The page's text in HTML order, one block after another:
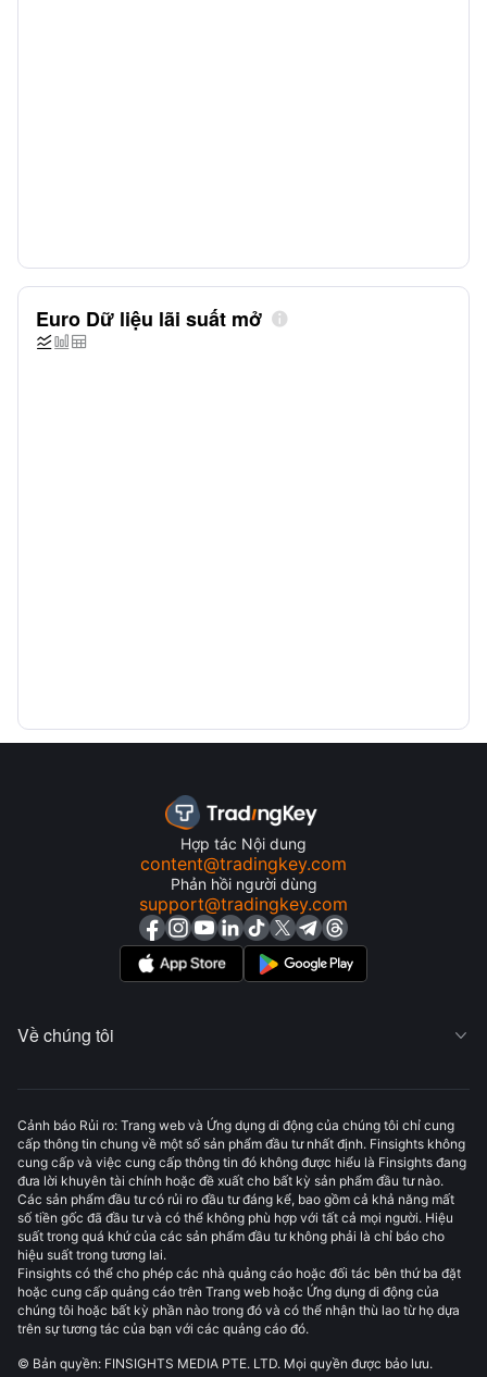
Euro Dữ liệu lãi suất mở 
 
Hợp tác Nội dung
content@tradingkey.com
Phản hồi người dùng
support@tradingkey.com
Về chúng tôi 
Cảnh báo Rủi ro: Trang web và Ứng dụng di động của chúng tôi chỉ cung
cấp thông tin chung về một số sản phẩm đầu tư nhất định. Finsights không
cung cấp và việc cung cấp thông tin đó không được hiểu là Finsights đang
đưa lời khuyên tài chính hoặc đề xuất cho bất kỳ sản phẩm đầu tư nào.
Các sản phẩm đầu tư có rủi ro đầu tư đáng kể, bao gồm cả khả năng mất
số tiền gốc đã đầu tư và có thể không phù hợp với tất cả mọi người. Hiệu
suất trong quá khứ của các sản phẩm đầu tư không phải là chỉ báo cho
hiệu suất trong tương lai.
Finsights có thể cho phép các nhà quảng cáo hoặc đối tác bên thứ ba đặt
hoặc cung cấp quảng cáo trên Trang web hoặc Ứng dụng di động của
chúng tôi hoặc bất kỳ phần nào trong đó và có thể nhận thù lao từ họ dựa
trên sự tương tác của bạn với các quảng cáo đó.
© Bản quyền: FINSIGHTS MEDIA PTE. LTD. Mọi quyền được bảo lưu.